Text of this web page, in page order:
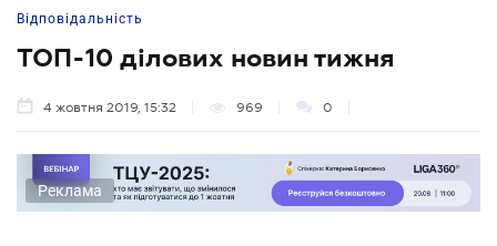
Відповідальність
ТОП-10 ділових новин тижня
4 жовтня 2019, 15:32 969 0
Реклама